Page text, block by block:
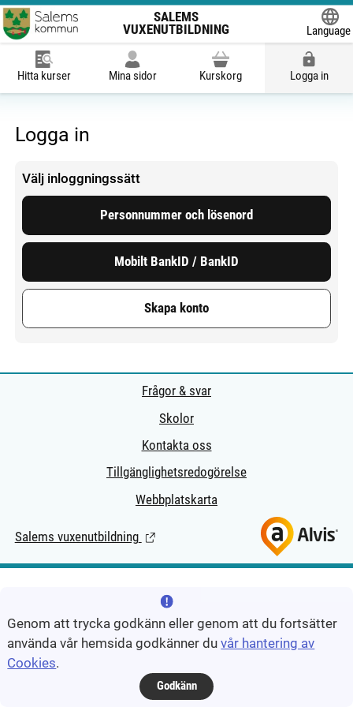
SALEMS
VUXENUTBILDNING
Language
Hitta kurser Mina sidor Kurskorg Logga in
Logga in
Välj inloggningssätt
Personnummer och lösenord
Mobilt BankID / BankID
Skapa konto
Frågor & svar
Skolor
Kontakta oss
Tillgänglighetsredogörelse
Webbplatskarta
Salems vuxenutbildning (Länk till extern sida.)
Genom att trycka godkänn eller genom att du fortsätter
använda vår hemsida godkänner duvår hantering av
Cookies.
Godkänn